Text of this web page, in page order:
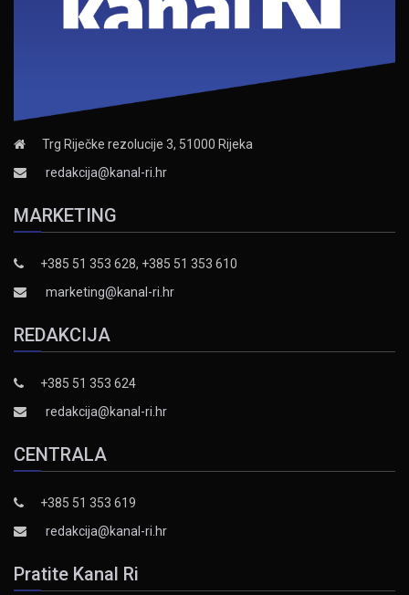
Trg Riječke rezolucije 3, 51000 Rijeka
redakcija@kanal-ri.hr
MARKETING
+385 51 353 628, +385 51 353 610
marketing@kanal-ri.hr
REDAKCIJA
+385 51 353 624
redakcija@kanal-ri.hr
CENTRALA
+385 51 353 619
redakcija@kanal-ri.hr
Pratite Kanal Ri